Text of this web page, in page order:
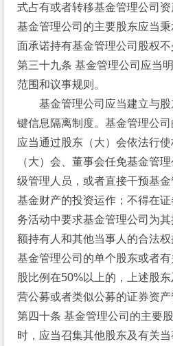
式占有或者转移基金管理公司资
基金管理公司的主要股东应当
面承诺持有基金管理公司股权不
第三十九条 基金管理公司应当
范围和议事规则。
基金管理公司应当建立与股
键信息隔离制度。基金管理公
应当通过股东（大）会依法行
（大）会、董事会任免基金管
级管理人员，或者直接干预基金
基金财产的投资运作；不得在
务活动中要求基金管理公司为
额持有人和其他当事人的合法权
基金管理公司的单个股东或者
股比例在50%以上的，上述股
营公募或者类似公募的证券资产
第四十条 基金管理公司的主要
时，应当召集其他股东及有关